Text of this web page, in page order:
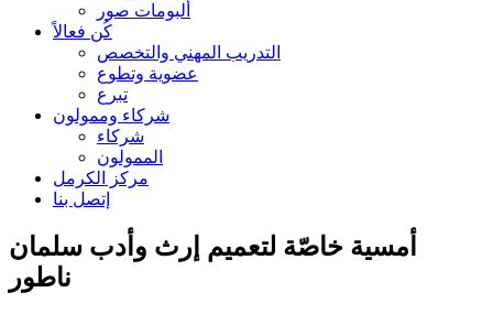
ألبومات صور
كُن فعالاً
التدريب المهني والتخصص
عضوية وتطوع
تبرع
شركاء وممولون
شركاء
الممولون
مركز الكرمل
إتصل بنا
أمسية خاصّة لتعميم إرث وأدب سلمان
ناطور